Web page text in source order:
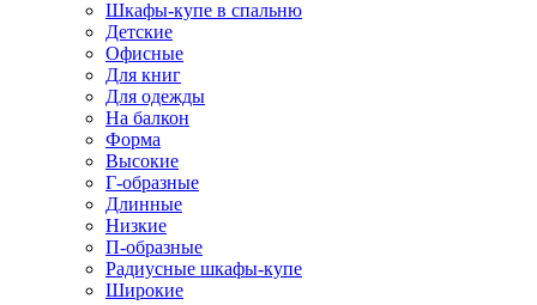
Шкафы-купе в спальню
Детские
Офисные
Для книг
Для одежды
На балкон
Форма
Высокие
Г-образные
Длинные
Низкие
П-образные
Радиусные шкафы-купе
Широкие